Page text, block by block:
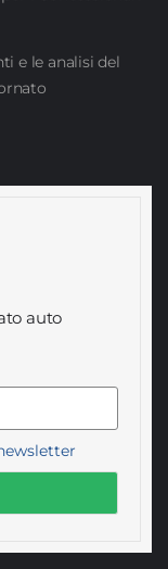
e le analisi del
auto